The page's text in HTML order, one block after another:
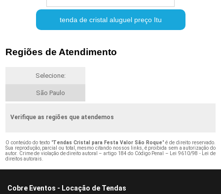
tenda de cristal aluguel preço Itu
Regiões de Atendimento
Selecione:
São Paulo
Verifique as regiões que atendemos
O conteúdo do texto "Tendas Cristal para Festa Valor São Roque" é de direito reservado.
Sua reprodução, parcial ou total, mesmo citando nossos links, é proibida sem a autorização do
autor. Crime de violação de direito autoral – artigo 184 do Código Penal – Lei 9610/98 - Lei de
direitos autorais.
Cobre Eventos - Locação de Tendas